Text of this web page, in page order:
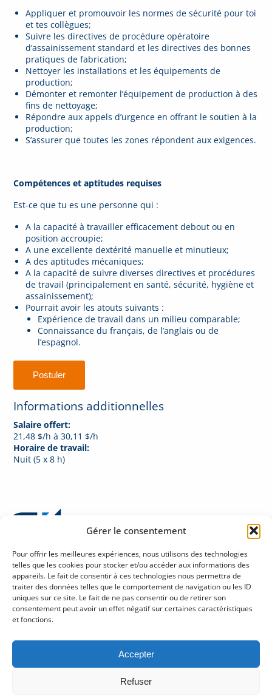
Gérer le consentement
Pour offrir les meilleures expériences, nous utilisons des technologies
telles que les cookies pour stocker et/ou accéder aux informations des
appareils. Le fait de consentir à ces technologies nous permettra de
traiter des données telles que le comportement de navigation ou les ID
uniques sur ce site. Le fait de ne pas consentir ou de retirer son
consentement peut avoir un effet négatif sur certaines caractéristiques
et fonctions.
Accepter
Refuser
Appliquer et promouvoir les normes de sécurité pour toi
et tes collègues;
Suivre les directives de procédure opératoire
d’assainissement standard et les directives des bonnes
pratiques de fabrication;
Nettoyer les installations et les équipements de
production;
Démonter et remonter l’équipement de production à des
fins de nettoyage;
Répondre aux appels d’urgence en offrant le soutien à la
production;
S’assurer que toutes les zones répondent aux exigences.
Compétences et aptitudes requises
Est-ce que tu es une personne qui :
A la capacité à travailler efficacement debout ou en
position accroupie;
A une excellente dextérité manuelle et minutieux;
A des aptitudes mécaniques;
A la capacité de suivre diverses directives et procédures
de travail (principalement en santé, sécurité, hygiène et
assainissement);
Pourrait avoir les atouts suivants :
Expérience de travail dans un milieu comparable;
Connaissance du français, de l’anglais ou de
l’espagnol.
Informations additionnelles
Salaire offert:
21,48 $/h à 30,11 $/h
Horaire de travail:
Nuit (5 x 8 h)
Halles Fleur de Lys
245, rue Soumande, bureau 280
gitcre@git.qc.ca